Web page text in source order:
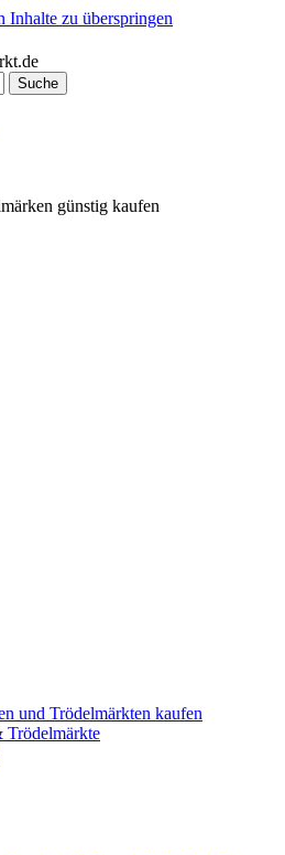
Inhalte zu überspringen
günstig kaufen
und Trödelmärkten kaufen
Trödelmärkte